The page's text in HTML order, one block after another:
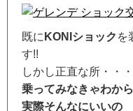
既に KONIショック を
す!!
しかし正直な所・・・
乗ってみなきゃわか
実際そんなにいいの